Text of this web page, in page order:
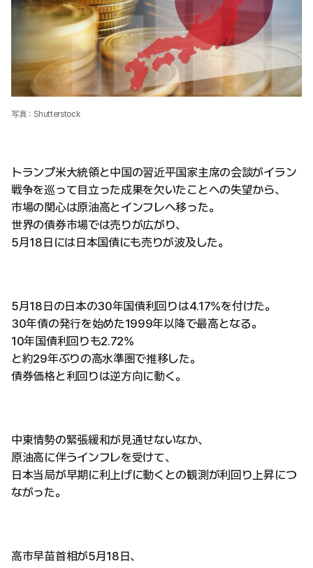
写真：Shutterstock
トランプ米大統領と中国の習近平国家主席の会談がイラン
戦争を巡って目立った成果を欠いたことへの失望から、
市場の関心は原油高とインフレへ移った。
世界の債券市場では売りが広がり、
5月18日には日本国債にも売りが波及した。
5月18日の日本の30年国債利回りは4.17%を付けた。
30年債の発行を始めた1999年以降で最高となる。
10年国債利回りも2.72%
と約29年ぶりの高水準圏で推移した。
債券価格と利回りは逆方向に動く。
中東情勢の緊張緩和が見通せないなか、
原油高に伴うインフレを受けて、
日本当局が早期に利上げに動くとの観測が利回り上昇につ
ながった。
高市早苗首相が5月18日、